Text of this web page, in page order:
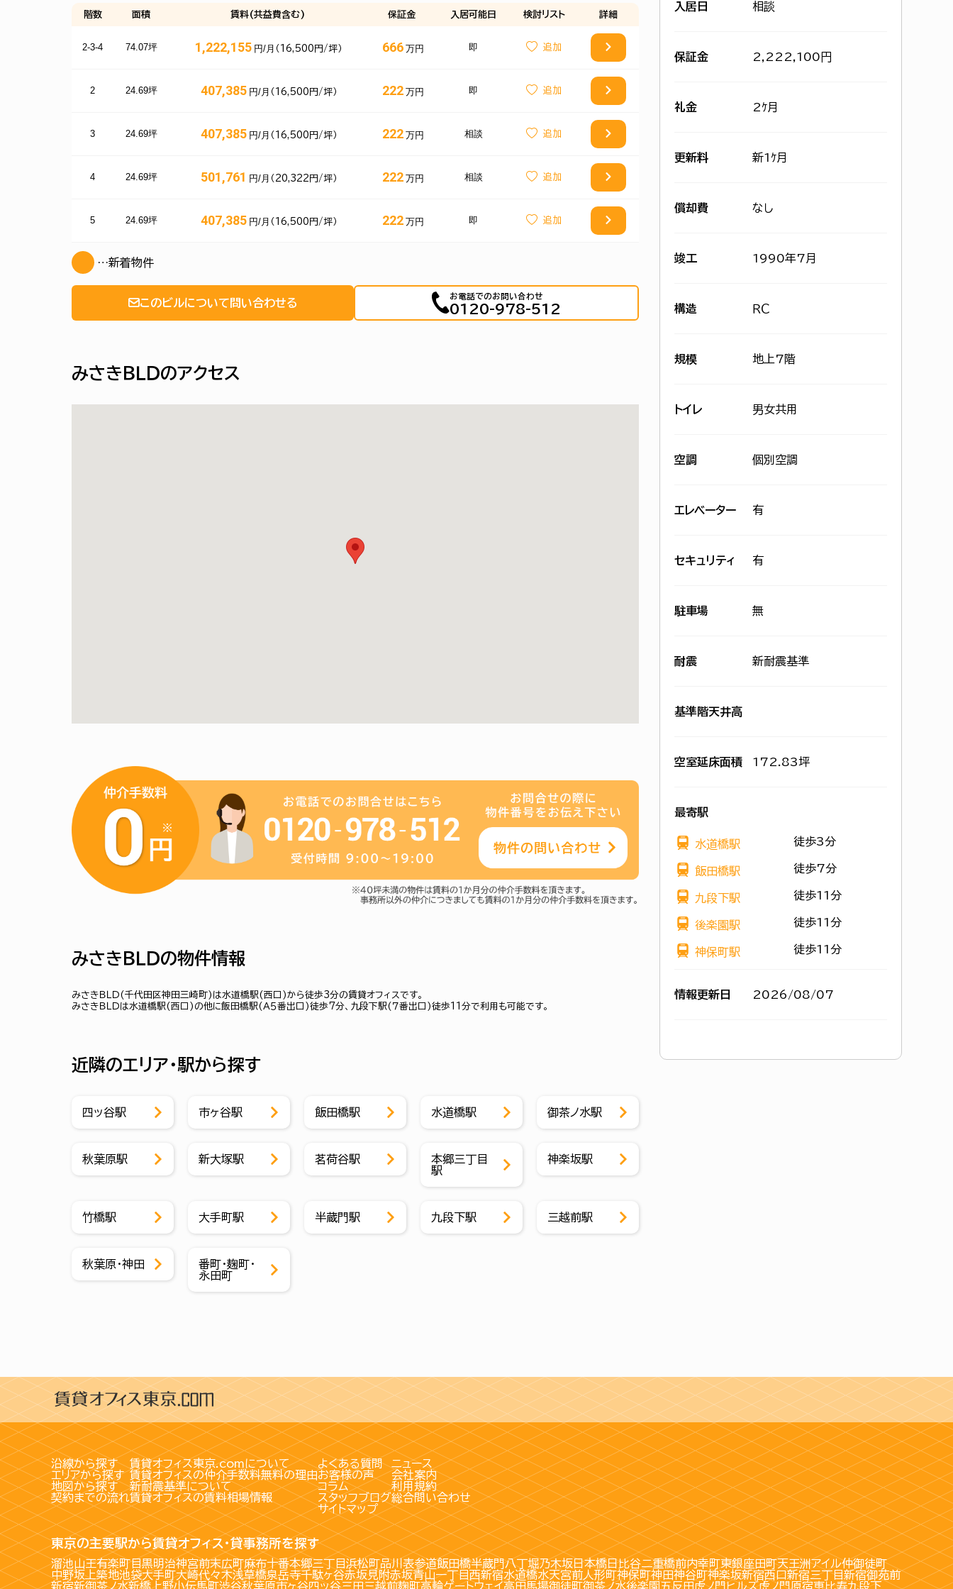
階数 面積 賃料(共益費含む) 保証金 入居可能日 検討リスト 詳細
2-3-4 74.07坪 1,222,155 円/月 （16,500円/坪） 666 万円 即
2 24.69坪 407,385 円/月 （16,500円/坪） 222 万円 即
3 24.69坪 407,385 円/月 （16,500円/坪） 222 万円 相談
4 24.69坪 501,761 円/月 （20,322円/坪） 222 万円 相談
5 24.69坪 407,385 円/月 （16,500円/坪） 222 万円 即
…新着物件
このビルについて問い合わせる
お電話でのお問い合わせ
0120-978-512
みさきＢＬＤのアクセス
みさきＢＬＤの物件情報
みさきＢＬＤ(千代田区神田三崎町)は水道橋駅(西口)から徒歩3分の賃貸オフィスです。
みさきＢＬＤは水道橋駅(西口)の他に飯田橋駅(Ａ５番出口)徒歩7分、九段下駅(７番出口)徒歩11分で利用も可能です。
近隣のエリア・駅から探す
四ッ谷駅 市ヶ谷駅 飯田橋駅 水道橋駅 御茶ノ水駅
秋葉原駅 新大塚駅 茗荷谷駅
本郷三丁目
駅
神楽坂駅
竹橋駅 大手町駅 半蔵門駅 九段下駅 三越前駅
秋葉原・神田
番町・麹町・
永田町
入居日 相談
保証金 2,222,100円
礼金 2ｹ月
更新料 新1ｹ月
償却費 なし
竣工 1990年7月
構造 ＲＣ
規模 地上7階
トイレ 男女共用
空調 個別空調
エレベーター 有
セキュリティ 有
駐車場 無
耐震 新耐震基準
基準階天井高
空室延床面積 172.83坪
最寄駅
水道橋駅 徒歩3分
飯田橋駅 徒歩7分
九段下駅 徒歩11分
後楽園駅 徒歩11分
神保町駅 徒歩11分
情報更新日 2026/08/07
沿線から探す
エリアから探す
地図から探す
契約までの流れ
賃貸オフィス東京.comについて
賃貸オフィスの仲介手数料無料の理由
新耐震基準について
賃貸オフィスの賃料相場情報
よくある質問
お客様の声
コラム
スタッフブログ
サイトマップ
ニュース
会社案内
利用規約
総合問い合わせ
東京の主要駅から賃貸オフィス・貸事務所を探す
溜池山王有楽町目黒明治神宮前末広町麻布十番本郷三丁目浜松町品川表参道飯田橋半蔵門八丁堀乃木坂日本橋日比谷二重橋前内幸町東銀座田町天王洲アイル仲御徒町
中野坂上築地池袋大手町大崎代々木浅草橋泉岳寺千駄ヶ谷赤坂見附赤坂青山一丁目 西新宿水道橋水天宮前 人形町神保町神田神谷町神楽坂新宿西口新宿三丁目新宿御苑前
新宿新御茶ノ水新橋上野小伝馬町渋谷秋葉原市ヶ谷四ッ谷三田三越前麹町高輪ゲートウェイ高田馬場御徒町御茶ノ水後楽園五反田虎ノ門ヒルズ虎ノ門原宿恵比寿九段下